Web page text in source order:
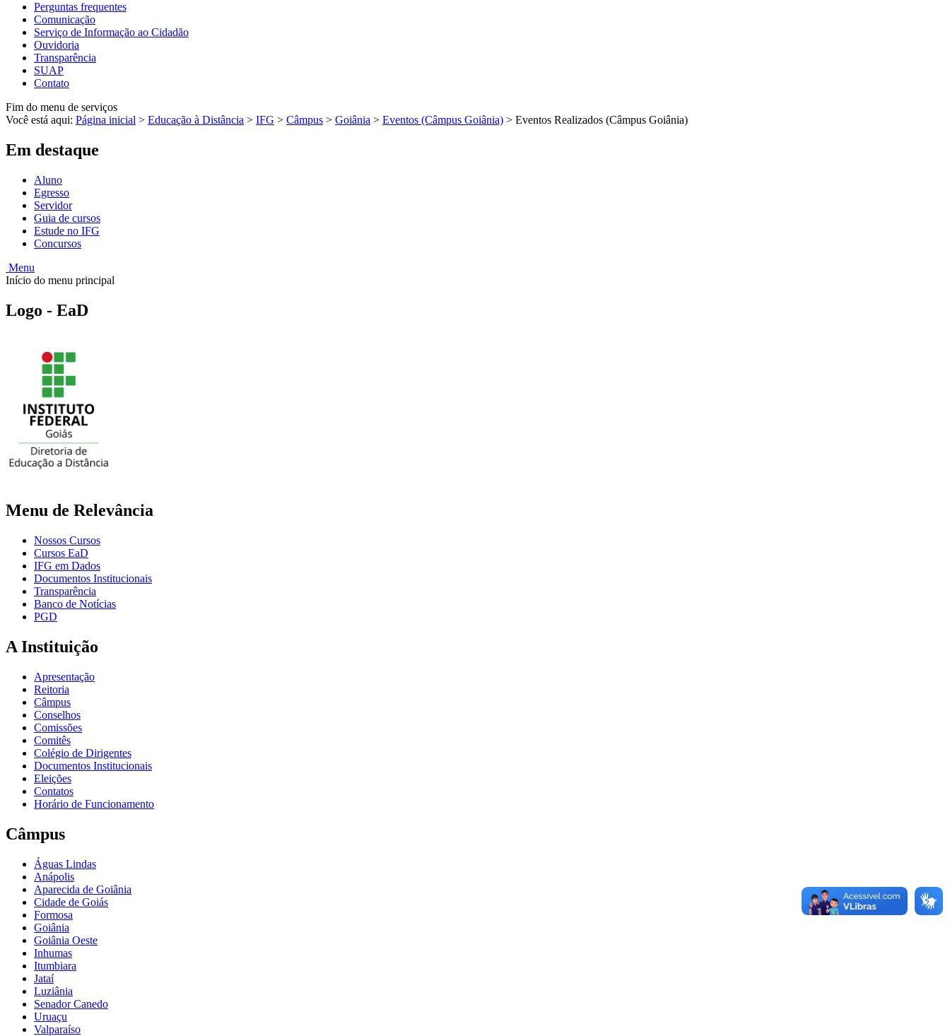
Perguntas frequentes
Comunicação
Serviço de Informação ao Cidadão
Ouvidoria
Transparência
SUAP
Contato
Fim do menu de serviços
Você está aqui: Página inicial > Educação à Distância > IFG > Câmpus > Goiânia > Eventos (Câmpus Goiânia) > Eventos Realizados (Câmpus Goiânia)
Em destaque
Aluno
Egresso
Servidor
Guia de cursos
Estude no IFG
Concursos
Menu
Início do menu principal
Logo - EaD
Menu de Relevância
Nossos Cursos
Cursos EaD
IFG em Dados
Documentos Institucionais
Transparência
Banco de Notícias
PGD
A Instituição
Apresentação
Reitoria
Câmpus
Conselhos
Comissões
Comitês
Colégio de Dirigentes
Documentos Institucionais
Eleições
Contatos
Horário de Funcionamento
Câmpus
Águas Lindas
Anápolis
Aparecida de Goiânia
Cidade de Goiás
Formosa
Goiânia
Goiânia Oeste
Inhumas
Itumbiara
Jataí
Luziânia
Senador Canedo
Uruaçu
Valparaíso